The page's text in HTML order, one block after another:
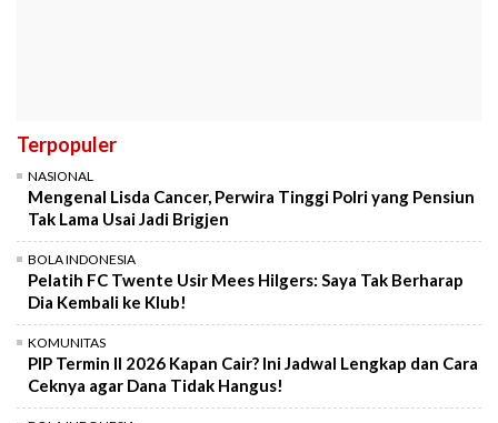
Terpopuler
NASIONAL
Mengenal Lisda Cancer, Perwira Tinggi Polri yang Pensiun
Tak Lama Usai Jadi Brigjen
BOLA INDONESIA
Pelatih FC Twente Usir Mees Hilgers: Saya Tak Berharap
Dia Kembali ke Klub!
KOMUNITAS
PIP Termin II 2026 Kapan Cair? Ini Jadwal Lengkap dan Cara
Ceknya agar Dana Tidak Hangus!